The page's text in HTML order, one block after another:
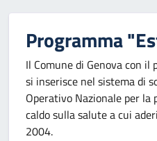
Programma
Il Comune di Genova con il
si inserisce nel sistema di
Operativo Nazionale per
caldo sulla salute a cui
2004.